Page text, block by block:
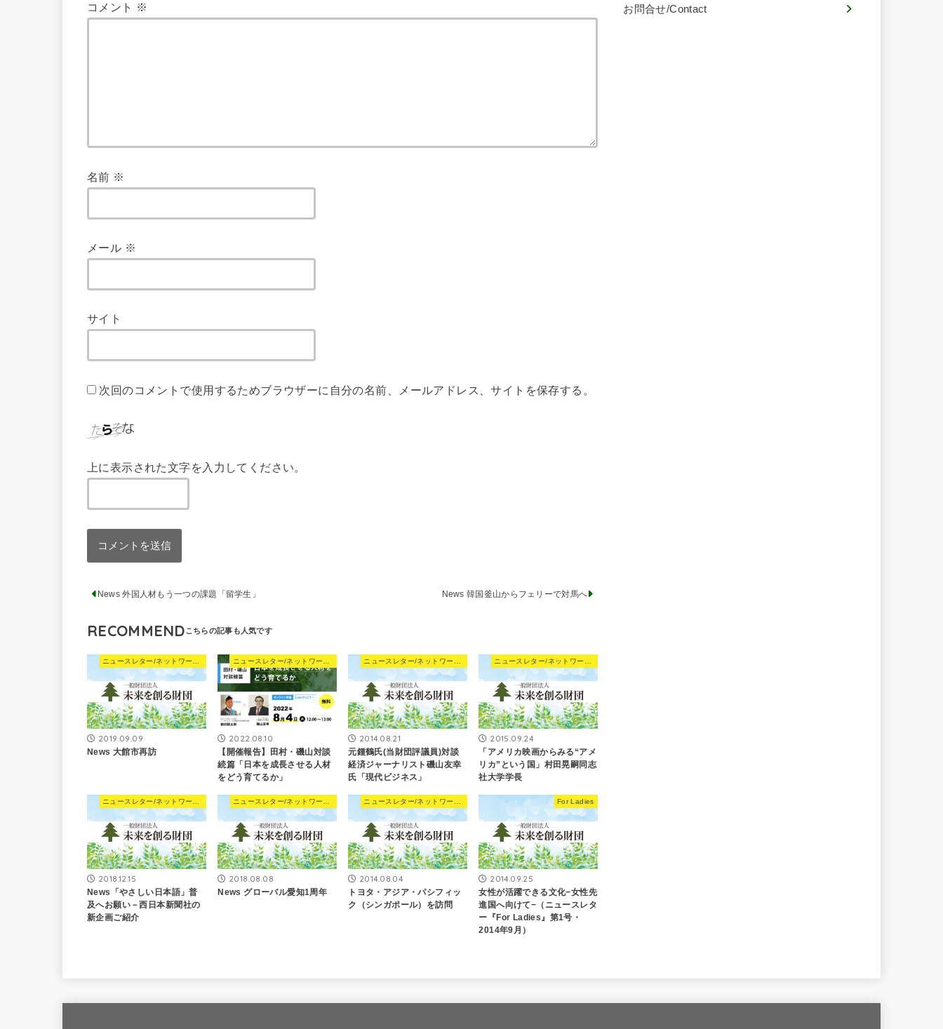
コメント ※
名前 ※
メール ※
サイト
次回のコメントで使用するためブラウザーに自分の名前、メールアドレス、サイトを保存する。
上に表示された文字を入力してください。
News 外国人材もう一つの課題「留学生」 News 韓国釜山からフェリーで対馬へ
RECOMMEND
2019.09.09
News 大館市再訪
2022.08.10
【開催報告】田村・磯山対談
続篇「日本を成長させる人材
をどう育てるか」
2014.08.21
元鍾鶴氏(当財団評議員)対談
経済ジャーナリスト磯山友幸
氏「現代ビジネス」
2015.09.24
「アメリカ映画からみる“アメ
リカ”という国」村田晃嗣同志
社大学学長
2018.12.15
News「やさしい日本語」普
及へお願い－西日本新聞社の
新企画ご紹介
2018.08.08
News グローバル愛知1周年
2014.08.04
トヨタ・アジア・パシフィッ
ク（シンガポール）を訪問
For Ladies
2014.09.25
女性が活躍できる文化−女性先
進国へ向けて−（ニュースレタ
ー『For Ladies』第1号・
2014年9月）
お問合せ/Contact